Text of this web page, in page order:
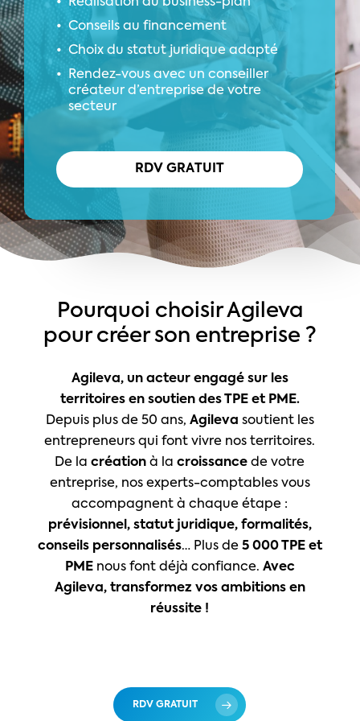
Conseils au financement
Choix du statut juridique adapté
Rendez-vous avec un conseiller
créateur d’entreprise de votre
secteur
R DV GRATU IT
Pourquoi choisir Agileva
pour créer son entreprise ?
Agileva, un acteur engagé sur les
territoires en soutien des TPE et PME.
Depuis plus de 50 ans, Agileva soutient les
entrepreneurs qui font vivre nos territoires.
De lacréation à lacroissance de votre
entreprise, nos experts-comptables vous
accompagnent à chaque étape :
prévisionnel, statut juridique, formalités,
conseils personnalisés… Plus de 5 000 TPE et
PMEnous font déjà confiance. Avec
Agileva, transformez vos ambitions en
réussite !
RDV GRATUIT